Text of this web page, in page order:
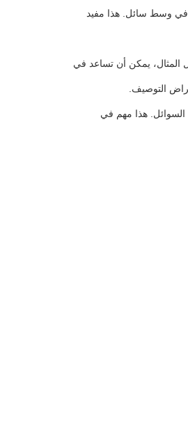
في وسط سائل. هذا مفيد
المثال، يمكن أن تساعد في
التوصيف.
السوائل. هذا مهم في